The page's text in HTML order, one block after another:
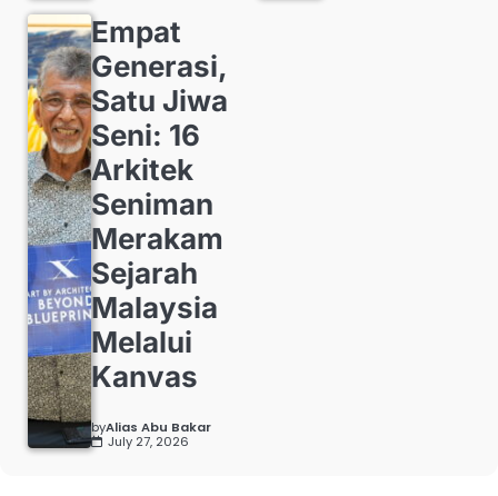
Empat
Generasi,
Satu Jiwa
Seni: 16
Arkitek
Seniman
Merakam
Sejarah
Malaysia
Melalui
Kanvas
byAlias Abu Bakar
July 27, 2026